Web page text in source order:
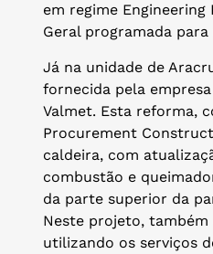
em regime
Geral programada
Já na unidade de
fornecida pela
Valmet. Esta reforma,
Procurement
caldeira, com
combustão e
da parte superior da
Neste projeto,
utilizando os serviços